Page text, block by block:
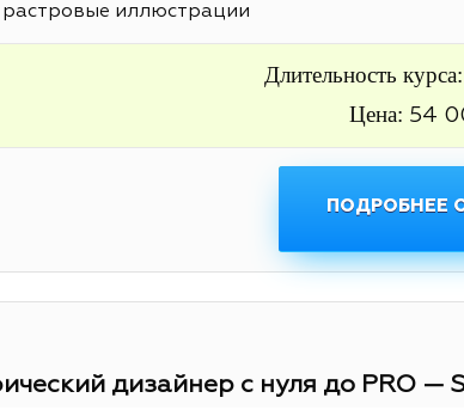
иллюстрации
Длительность курса:
Цена: 54
ПОДРОБНЕЕ
дизайнер с нуля до PRO —